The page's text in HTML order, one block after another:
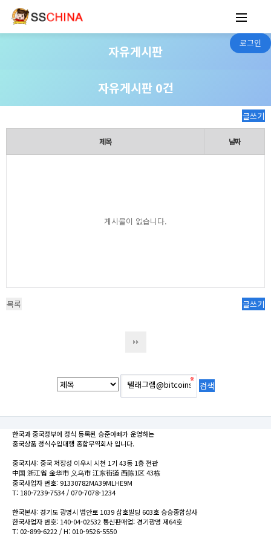
로그인
자유게시판
자유게시판 0건
글쓰기
제목 날짜
게시물이 없습니다.
목록 글쓰기
한국과 중국정부에 정식 등록된 승준아빠가 운영하는
중국상품 정식수입대행 종합무역회사 입니다.
중국지사: 중국 저장성 이우시 시천 1기 43동 1층 전관
中国 浙江省 金华市 义乌市 江东街道 西陈1区 43栋
중국사업자 번호: 91330782MA39MLHE9M
T: 180-7239-7534 / 070-7078-1234
한국본사: 경기도 광명시 범안로 1039 삼호빌딩 603호 승승종합상사
한국사업자 번호: 140-04-02532 통신판매업: 경기광명 제64호
T: 02-899-6222 / H: 010-9526-5550